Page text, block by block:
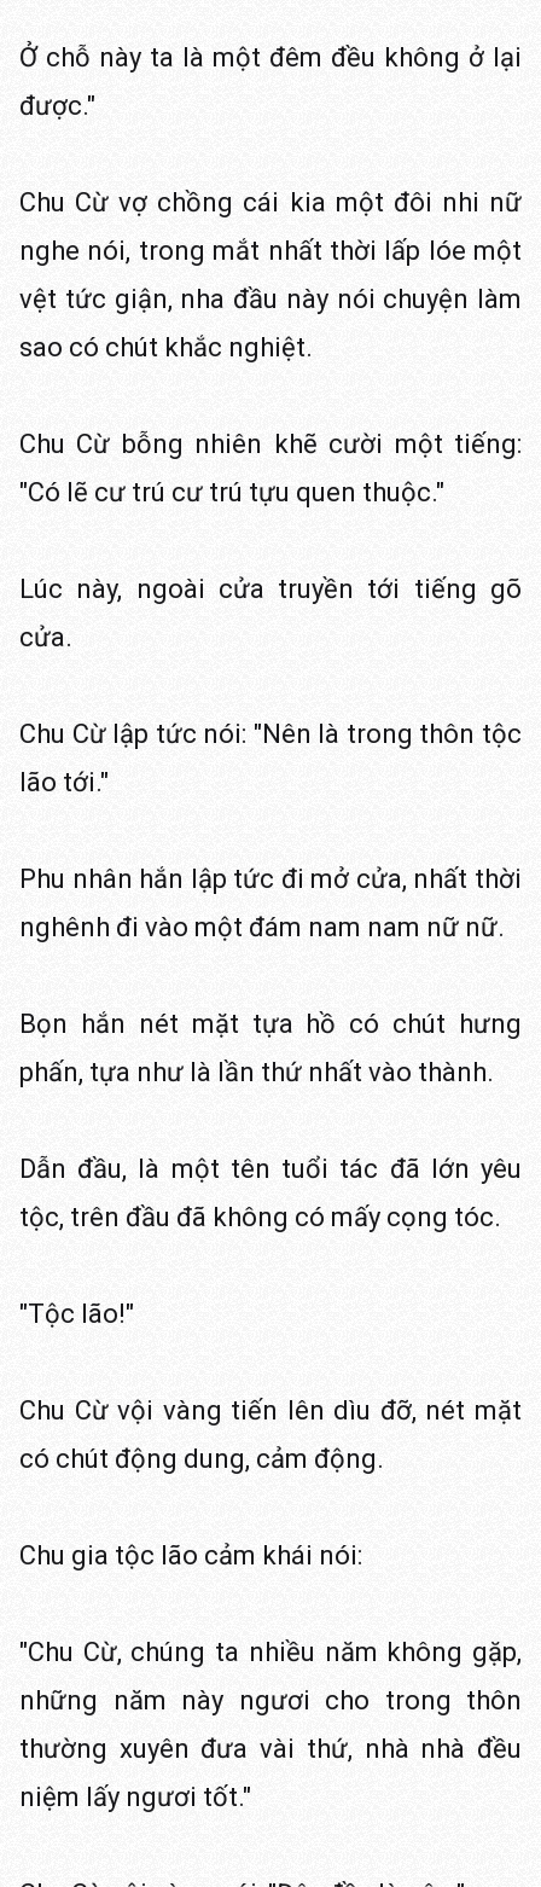
Ở chỗ này ta là một đêm đều không ở lại
được."
Chu Cừ vợ chồng cái kia một đôi nhi nữ
nghe nói, trong mắt nhất thời lấp lóe một
vệt tức giận, nha đầu này nói chuyện làm
sao có chút khắc nghiệt.
Chu Cừ bỗng nhiên khẽ cười một tiếng:
"Có lẽ cư trú cư trú tựu quen thuộc."
Lúc này, ngoài cửa truyền tới tiếng gõ
cửa.
Chu Cừ lập tức nói: "Nên là trong thôn tộc
lão tới."
Phu nhân hắn lập tức đi mở cửa, nhất thời
nghênh đi vào một đám nam nam nữ nữ.
Bọn hắn nét mặt tựa hồ có chút hưng
phấn, tựa như là lần thứ nhất vào thành.
Dẫn đầu, là một tên tuổi tác đã lớn yêu
tộc, trên đầu đã không có mấy cọng tóc.
"Tộc lão!"
Chu Cừ vội vàng tiến lên dìu đỡ, nét mặt
có chút động dung, cảm động.
Chu gia tộc lão cảm khái nói:
"Chu Cừ, chúng ta nhiều năm không gặp,
những năm này ngươi cho trong thôn
thường xuyên đưa vài thứ, nhà nhà đều
niệm lấy ngươi tốt."